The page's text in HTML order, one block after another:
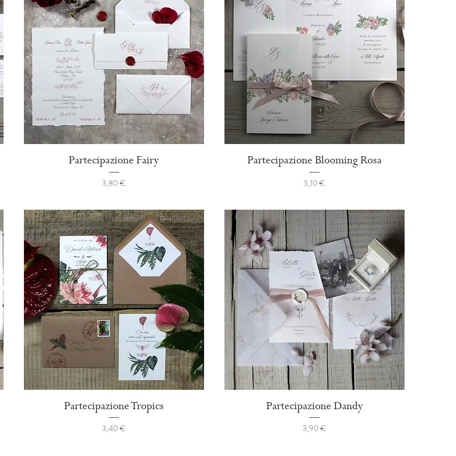
Partecipazione Fairy
Prezzo
3,80 €
Partecipazione Blooming Rosa
Prezzo
3,10 €
Partecipazione Tropics
Prezzo
3,40 €
Partecipazione Dandy
Prezzo
3,90 €